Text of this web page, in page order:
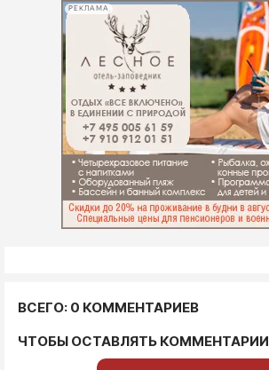
РЕКЛАМА
ВСЕГО: 0 КОММЕНТАРИЕВ
ЧТОБЫ ОСТАВЛЯТЬ КОММЕНТАРИИ